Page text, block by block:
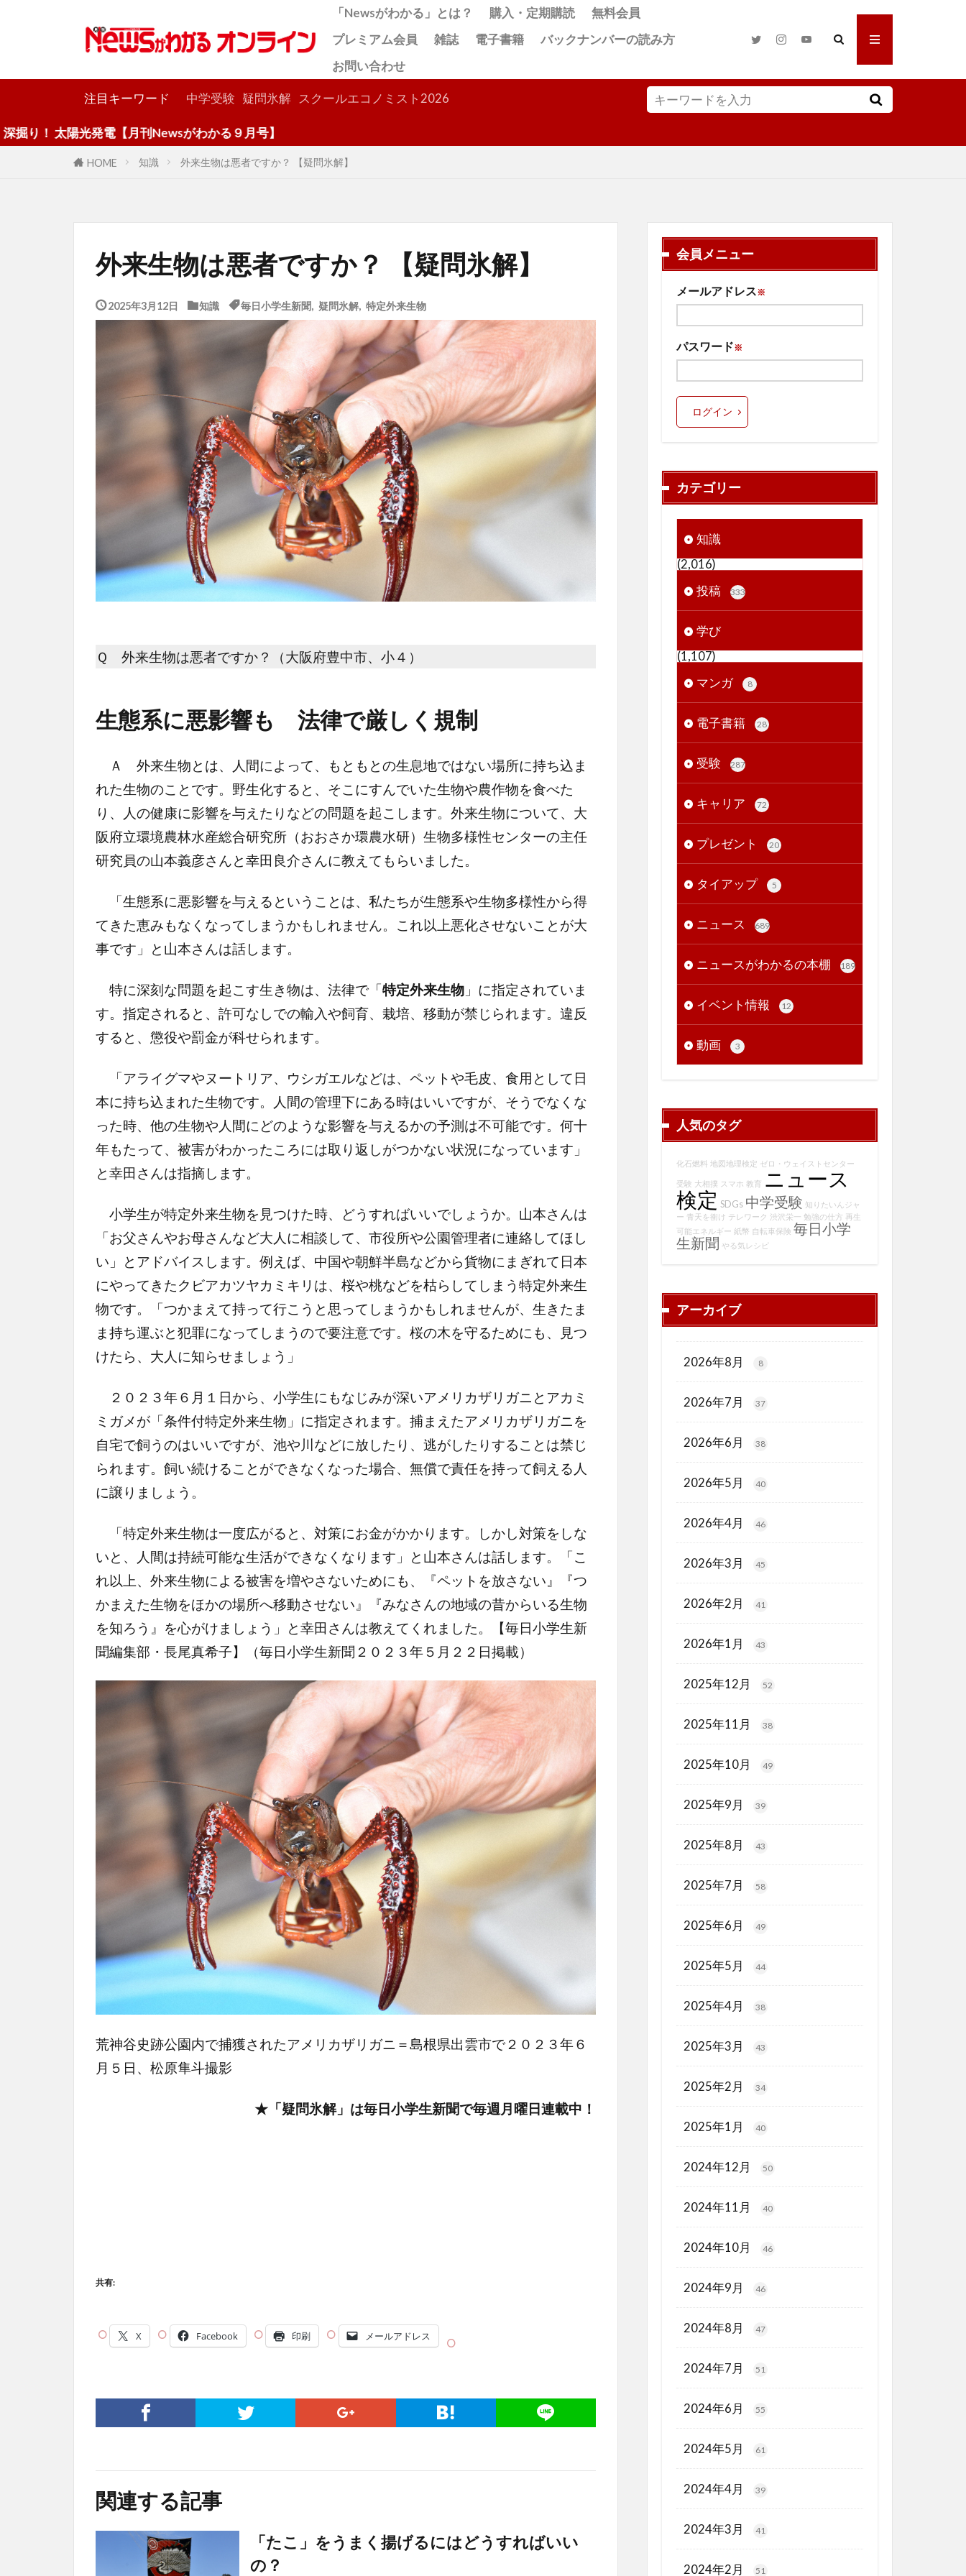
「Newsがわかる」とは？ 購入・定期購読
無料会員
プレミアム会員
雑誌 電子書籍
バックナンバーの読み方
お問い合わせ
注目キーワード 中学受験 疑問氷解 スクールエコノミスト2026
発電【月刊Newsがわかる９月号】
HOME 知識 外来生物は悪者ですか？ 【疑問氷解】
外来生物は悪者ですか？ 【疑問氷解】
2025年3月12日 知識 毎日小学生新聞 疑問氷解, 特定外来生物
Ｑ 外来生物は悪者ですか？（大阪府豊中市、小４）
生態系に悪影響も 法律で厳しく規制
Ａ 外来生物とは、人間によって、もともとの生息地ではない場所に持ち込ま
れた生物のことです。野生化すると、そこにすんでいた生物や農作物を食べた
り、人の健康に影響を与えたりなどの問題を起こします。外来生物について、大
阪府立環境農林水産総合研究所（おおさか環農水研）生物多様性センターの主任
研究員の山本義彦さんと幸田良介さんに教えてもらいました。
「生態系に悪影響を与えるということは、私たちが生態系や生物多様性から得
てきた恵みもなくなってしまうかもしれません。これ以上悪化させないことが大
事です」と山本さんは話します。
特に深刻な問題を起こす生き物は、法律で「特定外来生物 」に指定されていま
す。指定されると、許可なしでの輸入や飼育、栽培、移動が禁じられます。違反
すると、懲役や罰金が科せられます。
「アライグマやヌートリア、ウシガエルなどは、ペットや毛皮、食用として日
本に持ち込まれた生物です。人間の管理下にある時はいいですが、そうでなくな
った時、他の生物や人間にどのような影響を与えるかの予測は不可能です。何十
年もたって、被害がわかったころには取り返しがつかない状況になっています」
と幸田さんは指摘します。
小学生が特定外来生物を見つけた時、どうすればいいでしょうか。山本さんは
「お父さんやお母さんなど大人に相談して、市役所や公園管理者に連絡してほし
い」とアドバイスします。例えば、中国や朝鮮半島などから貨物にまぎれて日本
にやってきたクビアカツヤカミキリは、桜や桃などを枯らしてしまう特定外来生
物です。「つかまえて持って行こうと思ってしまうかもしれませんが、生きたま
ま持ち運ぶと犯罪になってしまうので要注意です。桜の木を守るためにも、見つ
けたら、大人に知らせましょう」
２０２３年６月１日から、小学生にもなじみが深いアメリカザリガニとアカミ
ミガメが「条件付特定外来生物」に指定されます。捕まえたアメリカザリガニを
自宅で飼うのはいいですが、池や川などに放したり、逃がしたりすることは禁じ
られます。飼い続けることができなくなった場合、無償で責任を持って飼える人
に譲りましょう。
「特定外来生物は一度広がると、対策にお金がかかります。しかし対策をしな
いと、人間は持続可能な生活ができなくなります」と山本さんは話します。「こ
れ以上、外来生物による被害を増やさないためにも、『ペットを放さない』『つ
かまえた生物をほかの場所へ移動させない』『みなさんの地域の昔からいる生物
を知ろう』を心がけましょう」と幸田さんは教えてくれました。【毎日小学生新
聞編集部・長尾真希子】（毎日小学生新聞２０２３年５月２２日掲載）
荒神谷史跡公園内で捕獲されたアメリカザリガニ＝島根県出雲市で２０２３年６
月５日、松原隼斗撮影
★「疑問氷解」は毎日小学生新聞で毎週月曜日連載中！
共有:
X Facebook 印刷 メールアドレス
関連する記事
「たこ」をうまく揚げるにはどうすればいい
の？
会員メニュー
メールアドレス※
パスワード※
ログイン
カテゴリー
知識
(2,016)
投稿
333
学び
(1,107)
マンガ
8
電子書籍 28
受験 287
キャリア 72
プレゼント 20
タイアップ 5
ニュース 689
ニュースがわかるの本棚 189
イベント情報 12
動画 3
人気のタグ
化石燃料 地図地理検定 ゼロ・ウェイストセンター
受験 大相撲 スマホ 教育 ニュース
検定 SDGs 中学受験 知りたいんジャ
ー 青天を衝け テレワーク 渋沢栄一 勉強の仕方 再生
可能エネルギー 紙幣 自転車保険 毎日小学
生新聞 やる気レシピ
アーカイブ
2026年8月 8
2026年7月 37
2026年6月 38
2026年5月 40
2026年4月 46
2026年3月 45
2026年2月 41
2026年1月 43
2025年12月 52
2025年11月 38
2025年10月 49
2025年9月 39
2025年8月 43
2025年7月 58
2025年6月 49
2025年5月 44
2025年4月 38
2025年3月 43
2025年2月 34
2025年1月 40
2024年12月 50
2024年11月 40
2024年10月 46
2024年9月 46
2024年8月 47
2024年7月 51
2024年6月 55
2024年5月 61
2024年4月 39
2024年3月 41
2024年2月 51
検索